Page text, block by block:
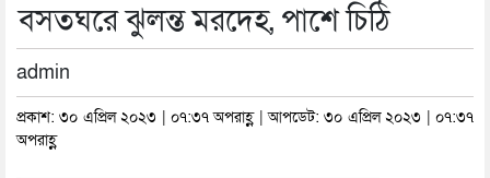
বসতঘরে ঝুলন্ত মরদেহ, পাশে চিঠি
admin
প্রকাশ: ৩০ এপ্রিল ২০২৩ | ০৭:৩৭ অপরাহ্ণ | আপডেট: ৩০ এপ্রিল ২০২৩ | ০৭:৩৭
অপরাহ্ণ